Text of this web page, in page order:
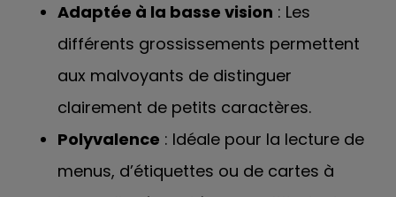
Adaptée à la basse vision : Les
différents grossissements permettent
aux malvoyants de distinguer
clairement de petits caractères.
Polyvalence : Idéale pour la lecture de
menus, d’étiquettes ou de cartes à